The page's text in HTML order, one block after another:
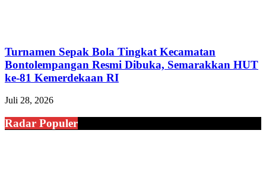
Turnamen Sepak Bola Tingkat Kecamatan
Bontolempangan Resmi Dibuka, Semarakkan HUT
ke-81 Kemerdekaan RI
Juli 28, 2026
Radar Populer